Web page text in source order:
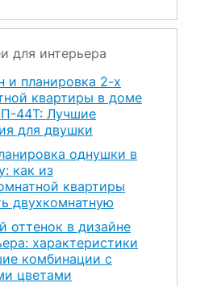
для интерьера
и планировка 2-х
квартиры в доме
44Т: Лучшие
для двушки
однушки в
как из
квартиры
двухкомнатную
оттенок в дизайне
характеристики
комбинации с
цветами